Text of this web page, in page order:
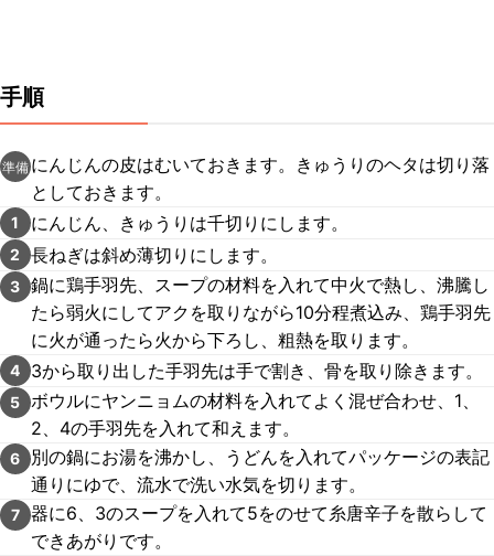
手順
準備 にんじんの皮はむいておきます。きゅうりのヘタは切り落
としておきます。
1 にんじん、きゅうりは千切りにします。
2 長ねぎは斜め薄切りにします。
3 鍋に鶏手羽先、スープの材料を入れて中火で熱し、沸騰し
たら弱火にしてアクを取りながら10分程煮込み、鶏手羽先
に火が通ったら火から下ろし、粗熱を取ります。
4 3から取り出した手羽先は手で割き、骨を取り除きます。
5 ボウルにヤンニョムの材料を入れてよく混ぜ合わせ、1、
2、4の手羽先を入れて和えます。
6
別の鍋にお湯を沸かし、うどんを入れてパッケージの表記
通りにゆで、流水で洗い水気を切ります。
7 器に6、3のスープを入れて5をのせて糸唐辛子を散らして
できあがりです。